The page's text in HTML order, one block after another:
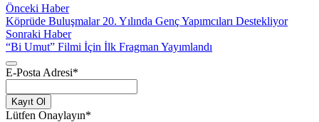
Önceki Haber
Köprüde Buluşmalar 20. Yılında Genç Yapımcıları Destekliyor
Sonraki Haber
“Bi Umut” Filmi İçin İlk Fragman Yayımlandı
E-Posta Adresi*
Kayıt Ol
Lütfen Onaylayın*